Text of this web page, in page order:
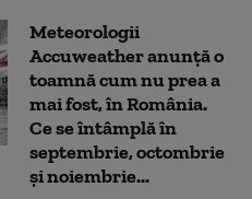
Meteorologii
Accuweather anunță o
toamnă cum nu prea a
mai fost, în România.
Ce se întâmplă în
septembrie, octombrie
și noiembrie...